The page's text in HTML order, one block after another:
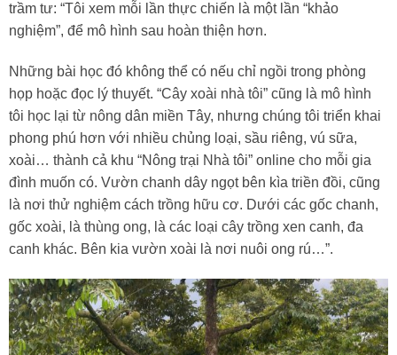
trầm tư: “Tôi xem mỗi lần thực chiến là một lần “khảo
nghiệm”, để mô hình sau hoàn thiện hơn.
Những bài học đó không thể có nếu chỉ ngồi trong phòng
họp hoặc đọc lý thuyết. “Cây xoài nhà tôi” cũng là mô hình
tôi học lại từ nông dân miền Tây, nhưng chúng tôi triển khai
phong phú hơn với nhiều chủng loại, sầu riêng, vú sữa,
xoài… thành cả khu “Nông trại Nhà tôi” online cho mỗi gia
đình muốn có. Vườn chanh dây ngọt bên kìa triền đồi, cũng
là nơi thử nghiệm cách trồng hữu cơ. Dưới các gốc chanh,
gốc xoài, là thùng ong, là các loại cây trồng xen canh, đa
canh khác. Bên kia vườn xoài là nơi nuôi ong rú…”.